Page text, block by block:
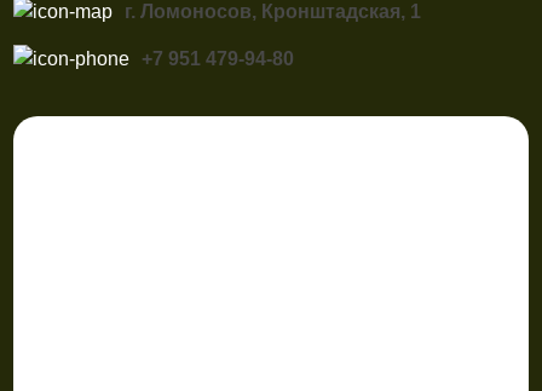
г. Ломоносов, Кронштадская, 1
+7 951 479-94-80